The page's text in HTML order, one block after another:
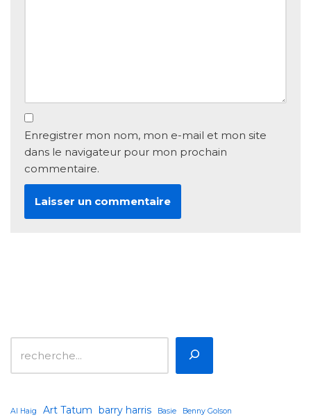
Enregistrer mon nom, mon e-mail et mon site
dans le navigateur pour mon prochain
commentaire.
Al Haig Art Tatum barry harris Basie Benny Golson